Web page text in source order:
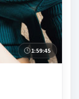
1:59:45